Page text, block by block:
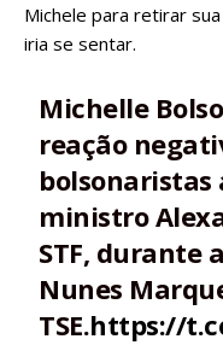
Michele para retirar
iria se sentar.
Michelle
reação
ministro
STF, durante
Nunes
TSE.https://